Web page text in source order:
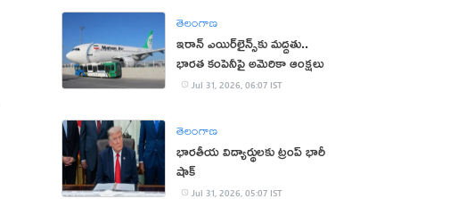
తెలంగాణ
ఇరాన్ ఎయిర్‌లైన్స్‌కు మద్దతు..
భారత కంపెనీపై అమెరికా ఆంక్షలు
Jul 31, 2026, 06:07 IST
తెలంగాణ
భారతీయ విద్యార్థులకు ట్రంప్ భారీ
షాక్
Jul 31, 2026, 05:07 IST